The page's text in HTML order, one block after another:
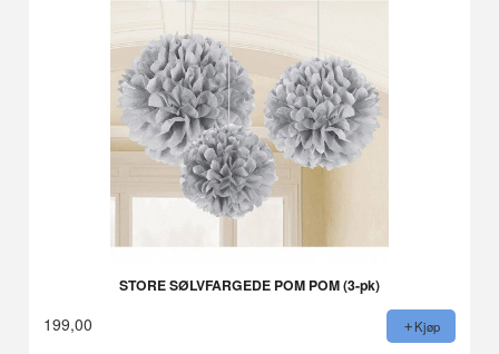
STORE SØLVFARGEDE POM POM (3-pk)
199,00 Kjøp